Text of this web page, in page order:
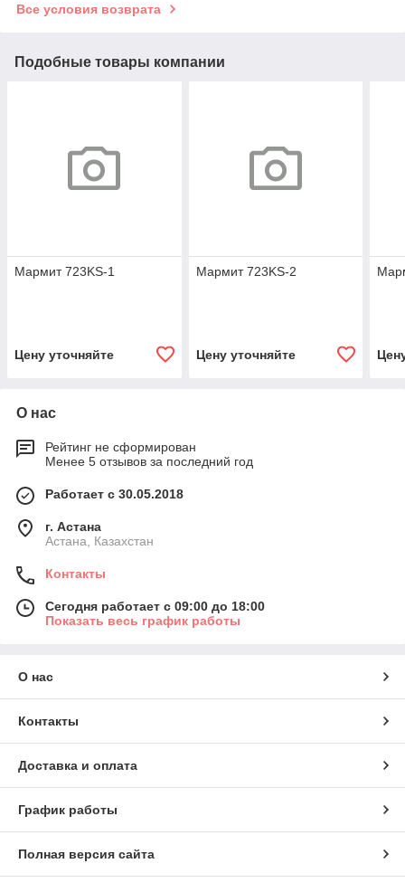
Все условия возврата
Подобные товары компании
Мармит 723KS-1
Цену уточняйте
Мармит 723KS-2
Цену уточняйте
О нас
Рейтинг не сформирован
Менее 5 отзывов за последний год
Работает с 30.05.2018
г. Астана
Астана, Казахстан
Контакты
Сегодня работает с 09:00 до 18:00
Показать весь график работы
О нас
Контакты
Доставка и оплата
График работы
Полная версия сайта